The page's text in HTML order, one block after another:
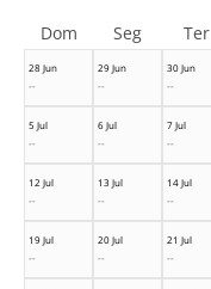
28 Jun
--
29 Jun
--
30 Jun
--
5 Jul
--
6 Jul
--
7 Jul
--
12 Jul
--
13 Jul
--
14 Jul
--
19 Jul
--
20 Jul
--
21 Jul
--
Dom Seg Ter